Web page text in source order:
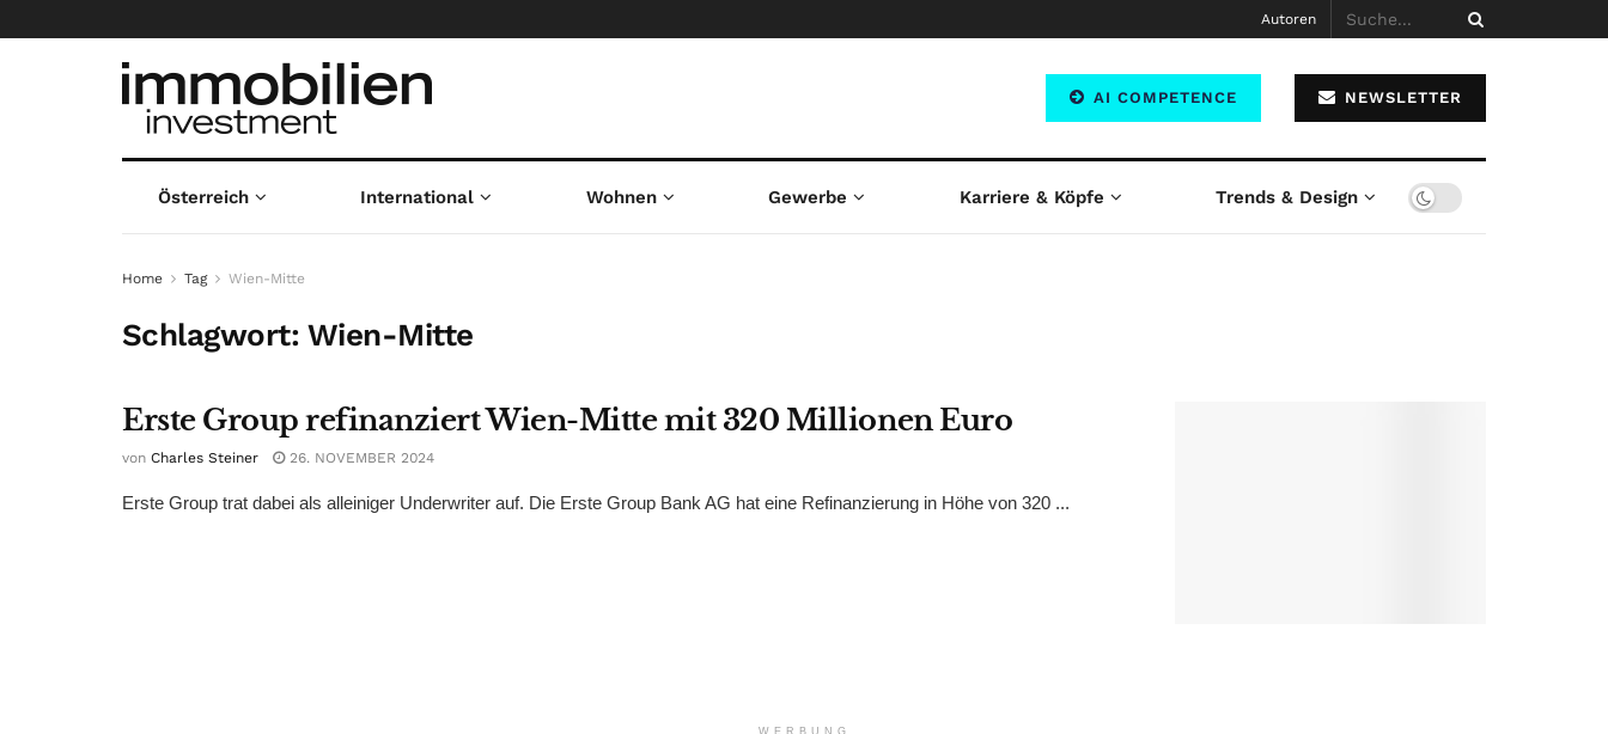
Autoren
AI COMPETENCE NEWSLETTER
Österreich International Wohnen Gewerbe Karriere & Köpfe Trends & Design
Home Tag Wien-Mitte
Schlagwort: Wien-Mitte
Erste Group refinanziert Wien-Mitte mit 320 Millionen Euro
von Charles Steiner 26. NOVEMBER 2024
Erste Group trat dabei als alleiniger Underwriter auf. Die Erste Group Bank AG hat eine Refinanzierung in Höhe von 320 ...
WERBUNG